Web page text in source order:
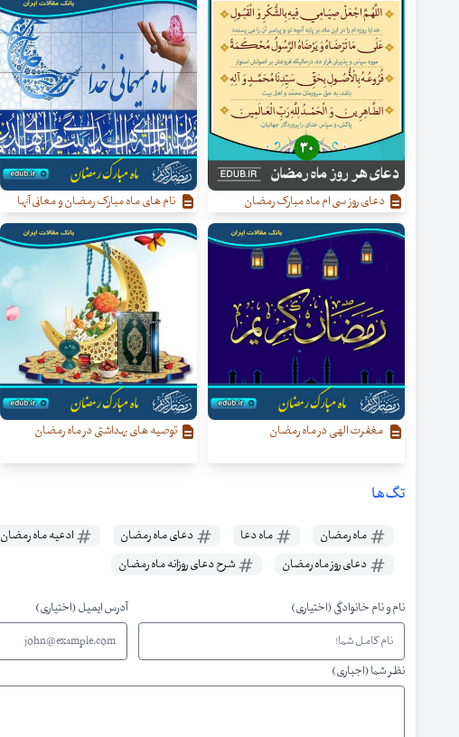
دعای روز سی ام ماه مبارک رمضان نام‌ های ماه مبارک رمضان و معانی آنها
مغفرت الهی در ماه رمضان توصیه های بهداشتی در ماه رمضان
تگ‌ها
ماه رمضان ماه دعا دعای ماه رمضان ادعیه ماه رمضان
دعای روز ماه رمضان
شرح دعای روزانه ماه رمضان
نام و نام خانوادگی (اختیاری) آدرس ایمیل (اختیاری)
نظر شما (اجباری)